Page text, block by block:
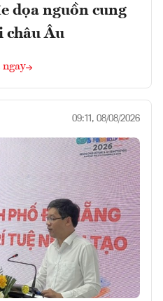
dọa nguồn cung
châu Âu
09:11, 08/08/2026